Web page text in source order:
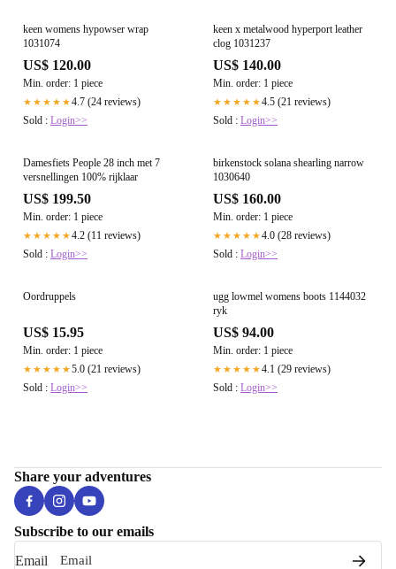
keen womens hypowser wrap
1031074
US$ 120.00
Min. order: 1 piece
★★★★★4.7 (24 reviews)
Sold : Login>>
keen x metalwood hyperport leather
clog 1031237
US$ 140.00
Min. order: 1 piece
★★★★★4.5 (21 reviews)
Sold : Login>>
Damesfiets People 28 inch met 7
versnellingen 100% rijklaar
US$ 199.50
Min. order: 1 piece
★★★★★4.2 (11 reviews)
Sold : Login>>
birkenstock solana shearling narrow
1030640
US$ 160.00
Min. order: 1 piece
★★★★★4.0 (28 reviews)
Sold : Login>>
Oordruppels
US$ 15.95
Min. order: 1 piece
★★★★★5.0 (21 reviews)
Sold : Login>>
ugg lowmel womens boots 1144032
ryk
US$ 94.00
Min. order: 1 piece
★★★★★4.1 (29 reviews)
Sold : Login>>
Share your adventures
Subscribe to our emails
Email